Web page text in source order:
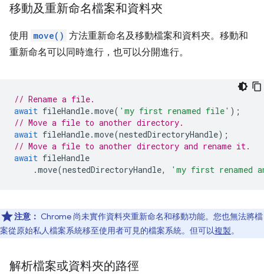
移動及重新命名檔案和資料夾
使用 move() 方法重新命名及移動檔案和資料夾。移動和
重新命名可以同時進行，也可以分開進行。
// Rename a file.
await fileHandle.move( 'my first renamed file' );
// Move a file to another directory.
await fileHandle.move(nestedDirectoryHandle);
// Move a file to another directory and rename it.
await fileHandle
.move(nestedDirectoryHandle, 'my first renamed
注意： Chrome 尚未實作資料夾重新命名和移動功能。您也無法將檔
案從原始私人檔案系統移至使用者可見的檔案系統。但可以複製。
解析檔案或資料夾的路徑